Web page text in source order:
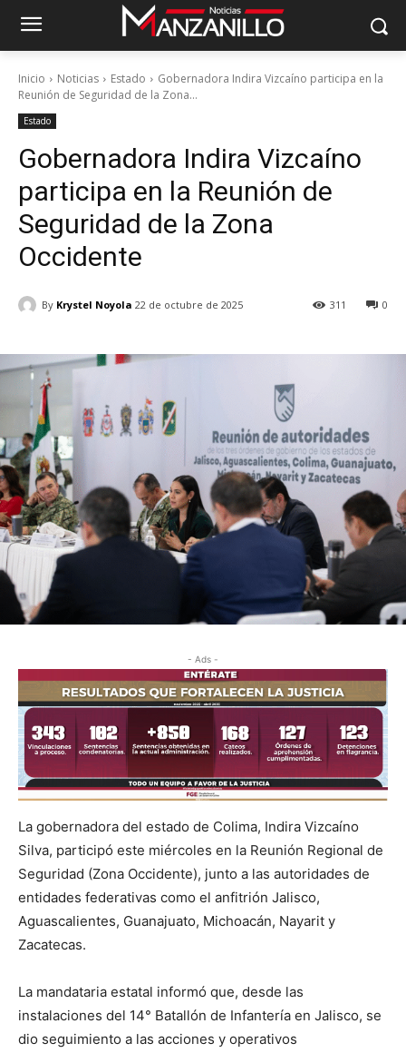
Inicio Noticias Estado
Gobernadora Indira Vizcaíno participa en la
Reunión de Seguridad de la Zona...
Estado
Gobernadora Indira Vizcaíno
participa en la Reunión de
Seguridad de la Zona
Occidente
By Krystel Noyola 22 de octubre de 2025 0
311
- Ads -
La gobernadora del estado de Colima, Indira Vizcaíno
Silva, participó este miércoles en la Reunión Regional de
Seguridad (Zona Occidente), junto a las autoridades de
entidades federativas como el anfitrión Jalisco,
Aguascalientes, Guanajuato, Michoacán, Nayarit y
Zacatecas.
La mandataria estatal informó que, desde las
instalaciones del 14° Batallón de Infantería en Jalisco, se
dio seguimiento a las acciones y operativos